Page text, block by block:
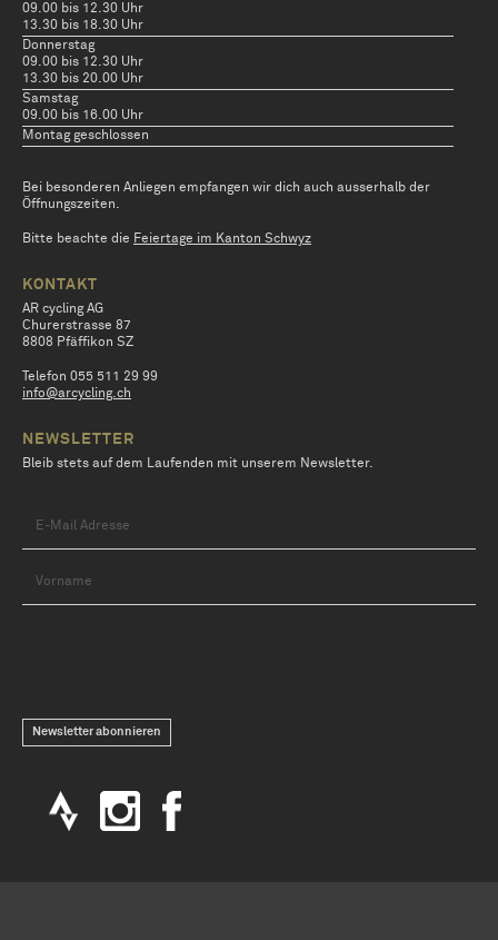
09.00 bis 12.30 Uhr
13.30 bis 18.30 Uhr
Donnerstag
09.00 bis 12.30 Uhr
13.30 bis 20.00 Uhr
Samstag
09.00 bis 16.00 Uhr
Montag geschlossen
Bei besonderen Anliegen empfangen wir dich auch ausserhalb der
Öffnungszeiten.
Bitte beachte die Feiertage im Kanton Schwyz
KONTAKT
AR cycling AG
Churerstrasse 87
8808 Pfäffikon SZ
Telefon 055 511 29 99
info@arcycling.ch
NEWSLETTER
Bleib stets auf dem Laufenden mit unserem Newsletter.